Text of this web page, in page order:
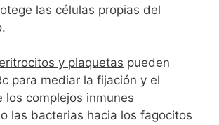
las células propias del
y plaquetas pueden
para mediar la fijación y el
los complejos inmunes
las bacterias hacia los fagocitos